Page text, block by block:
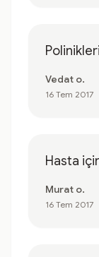
Vedat o.
16 Tem 2017
Hasta
Murat o.
16 Tem 2017